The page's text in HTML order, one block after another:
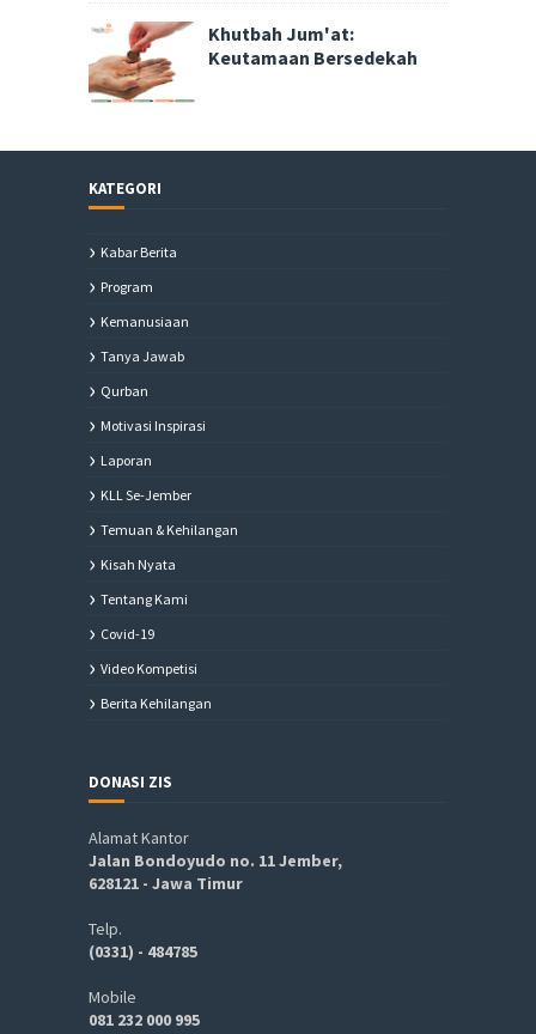
Khutbah Jum'at:
Keutamaan Bersedekah
KATEGORI
Kabar Berita
Program
Kemanusiaan
Tanya Jawab
Qurban
Motivasi Inspirasi
Laporan
KLL Se-Jember
Temuan & Kehilangan
Kisah Nyata
Tentang Kami
Covid-19
Video Kompetisi
Berita Kehilangan
DONASI ZIS
Alamat Kantor
Jalan Bondoyudo no. 11 Jember,
628121 - Jawa Timur
Telp.
(0331) - 484785
Mobile
081 232 000 995